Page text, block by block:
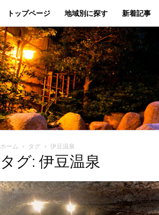
トップページ 地域別に探す 新着記事
ホーム タグ 伊豆温泉
タグ: 伊豆温泉